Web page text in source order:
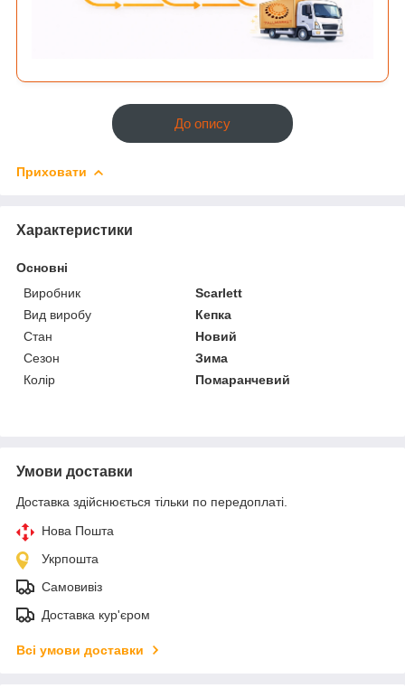
До опису
Приховати
Характеристики
Основні
Виробник
Scarlett
Вид виробу
Кепка
Стан
Новий
Сезон
Зима
Колір
Помаранчевий
Умови доставки
Доставка здійснюється тільки по передоплаті.
Нова Пошта
Укрпошта
Самовивіз
Доставка кур'єром
Всі умови доставки